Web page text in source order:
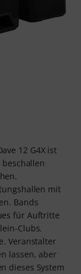
12 G4X ist
beschallen
mit
Bands
für Auftritte
Clubs.
Veranstalter
lassen, aber
dieses System